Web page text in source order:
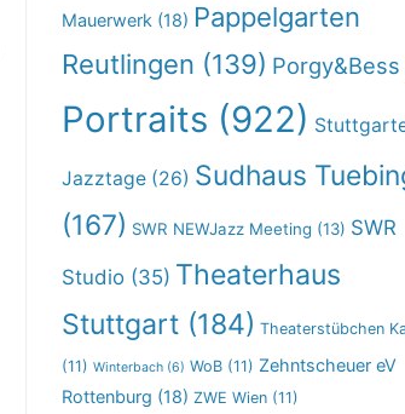
Mauerwerk (18) Pappelgarten
Reutlingen (139) Porgy&Bess
Portraits (922)
Jazztage (26) Sudhaus
(167) SWR NEWJazz Meeting (13) SWR
Studio (35) Theaterhaus
Stuttgart (184) Theaterstübchen
(11) Winterbach (6) WoB (11) Zehntscheuer eV
Rottenburg (18) ZWE Wien (11)